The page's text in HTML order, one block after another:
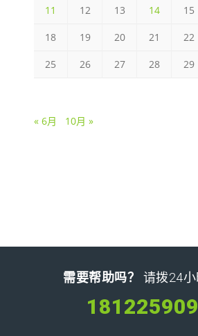
11 12 13 14 15
18 19 20 21 22
25 26 27 28 29
« 6月 10月 »
需要帮助吗？ 请拨24小